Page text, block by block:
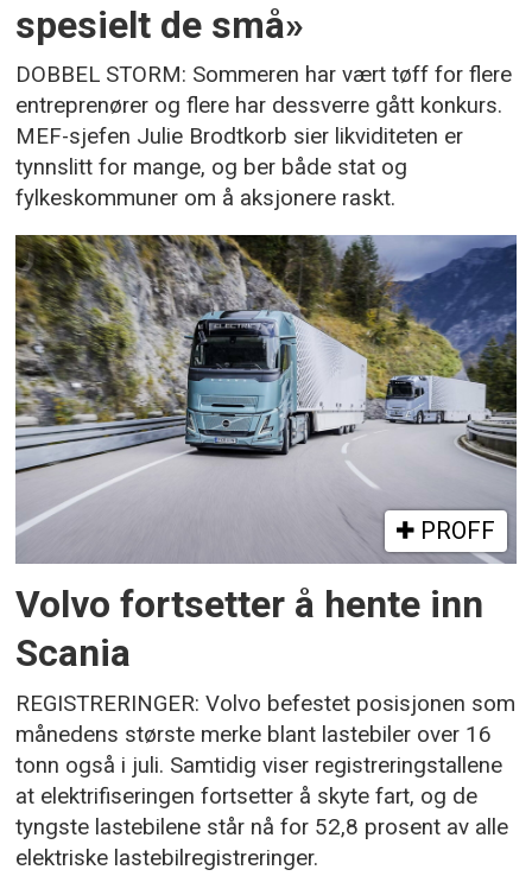
spesielt de små»
DOBBEL STORM: Sommeren har vært tøff for flere
entreprenører og flere har dessverre gått konkurs.
MEF-sjefen Julie Brodtkorb sier likviditeten er
tynnslitt for mange, og ber både stat og
fylkeskommuner om å aksjonere raskt.
PROFF
Volvo fortsetter å hente inn
Scania
REGISTRERINGER: Volvo befestet posisjonen som
månedens største merke blant lastebiler over 16
tonn også i juli. Samtidig viser registreringstallene
at elektrifiseringen fortsetter å skyte fart, og de
tyngste lastebilene står nå for 52,8 prosent av alle
elektriske lastebilregistreringer.